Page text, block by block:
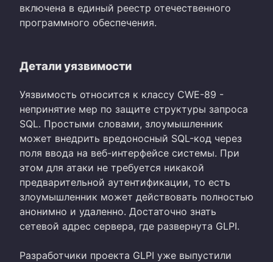
включена в единый реестр отечественного
программного обеспечения.
Детали уязвимости
Уязвимость относится к классу CWE-89 -
непринятие мер по защите структуры запроса
SQL. Простыми словами, злоумышленник
может внедрить вредоносный SQL-код через
поля ввода на веб-интерфейсе системы. При
этом для атаки не требуется никакой
предварительной аутентификации, то есть
злоумышленник может действовать полностью
анонимно и удаленно. Достаточно знать
сетевой адрес сервера, где развернута GLPI.
Разработчики проекта GLPI уже выпустили